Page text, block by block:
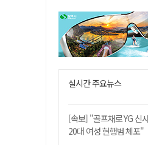
실시간 주요뉴스
[속보] "골프채로 YG
20대 여성 현행범 체포"